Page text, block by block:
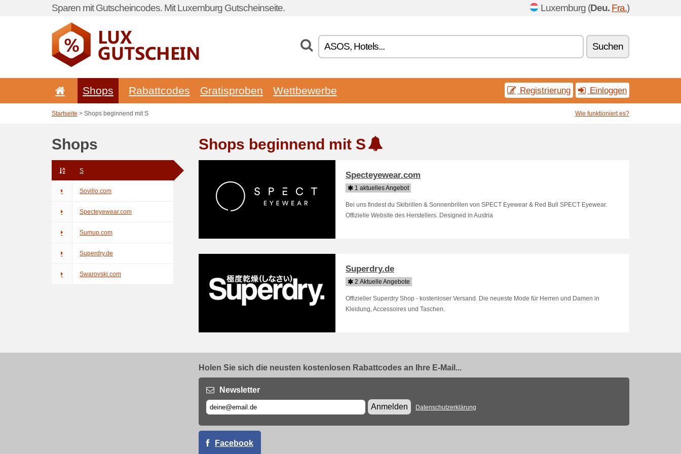
Sparen mit Gutscheincodes. Mit Luxemburg Gutscheinseite. Luxemburg (Deu. Fra.)
Suchen
Shops Rabattcodes Gratisproben Wettbewerbe Registrierung Einloggen
Startseite > Shops beginnend mit S Wie funktioniert es?
Shops
S
Sovillo.com
Specteyewear.com
Sumup.com
Superdry.de
Swarovski.com
Shops beginnend mit S
Specteyewear.com
1 aktuelles Angebot
Bei uns findest du Skibrillen & Sonnenbrillen von SPECT Eyewear & Red Bull SPECT Eyewear.
Offizielle Website des Herstellers. Designed in Austria
Superdry.de
2 Aktuelle Angebote
Offizieller Superdry Shop - kostenloser Versand. Die neueste Mode für Herren und Damen in
Kleidung, Accessoires und Taschen.
Holen Sie sich die neusten kostenlosen Rabattcodes an Ihre E-Mail...
Newsletter
Anmelden
Datenschutzerklärung
Facebook